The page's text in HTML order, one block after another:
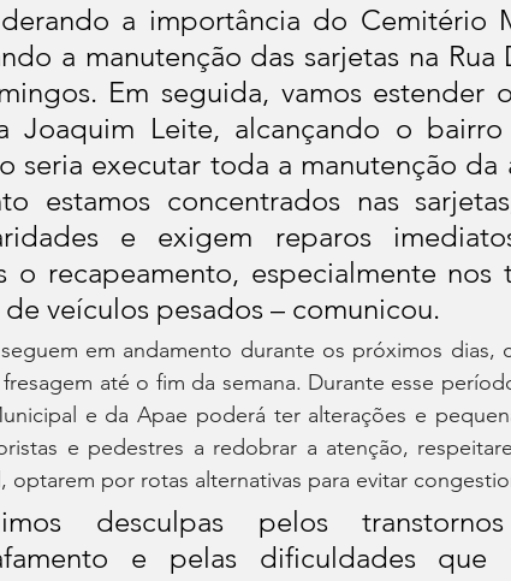
a importância do Cemitério
a manutenção das sarjetas na
Em seguida, vamos estender
Joaquim Leite, alcançando o
seria executar toda a manutenção da
estamos concentrados nas
e exigem reparos
o recapeamento, especialmente nos
veículos pesados – comunicou.
em andamento durante os próximos dias,
até o fim da semana. Durante esse
e da Apae poderá ter alterações e
e pedestres a redobrar a atenção,
optarem por rotas alternativas para evitar
desculpas pelos
e pelas dificuldades que